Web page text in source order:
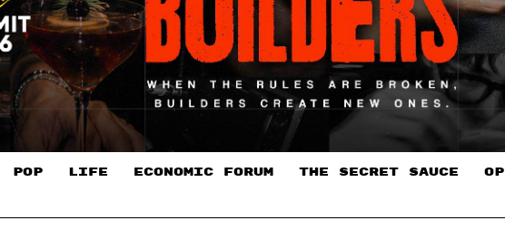
POP LIFE ECONOMIC FORUM THE SECRET SAUCE​